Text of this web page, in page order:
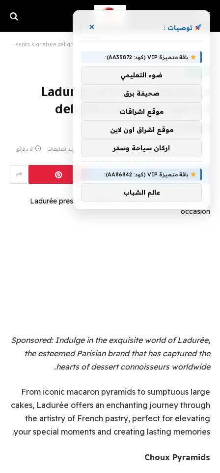
Ladurée presents signature delights for every special occasion
Ladurée presents signature
delights for every special
occasion
بواسطة eshrag سبتمبر 12, 2023 لا توجد تعليقات 2 دقائق
Sponsored: Indulge in the exquisite world of Ladurée,
the esteemed Parisian brand that has captured the
hearts of dessert connoisseurs worldwide.
From iconic macaron pyramids to sumptuous large
cakes, Ladurée offers an enchanting journey through
the artistry of French pastry, perfect for elevating
your special moments and creating lasting memories.
Choux Pyramids
توصيات : ×
باقة متميزة VIP (كود: AA35872):
ضوء التعليمي
صحيفة برق
موقع اشراقات
موقع اشراق اون لاين
اركان سياحة وسفر
باقة متميزة VIP (كود: AA86842):
عالم الشباب